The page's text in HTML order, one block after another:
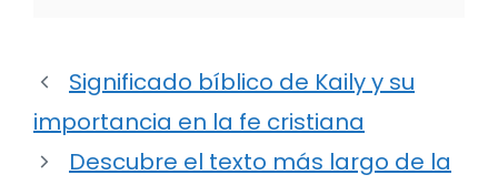
Significado bíblico de Kaily y su
importancia en la fe cristiana
Descubre el texto más largo de la